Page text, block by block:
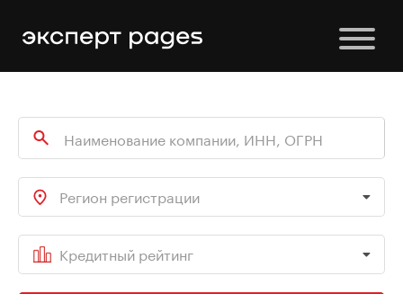
Регион регистрации
Кредитный рейтинг